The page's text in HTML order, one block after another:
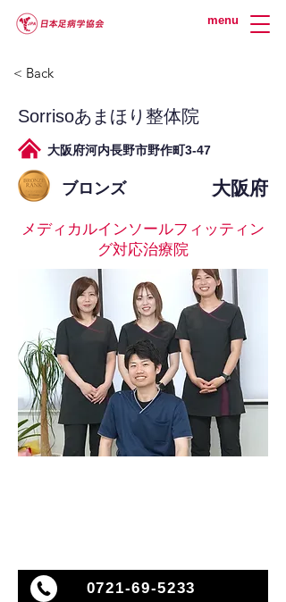
menu
< Back
Sorrisoあまほり整体院
大阪府河内長野市野作町3-47
ブロンズ 大阪府
メディカルインソールフィッティン
グ対応治療院
0721-69-5233